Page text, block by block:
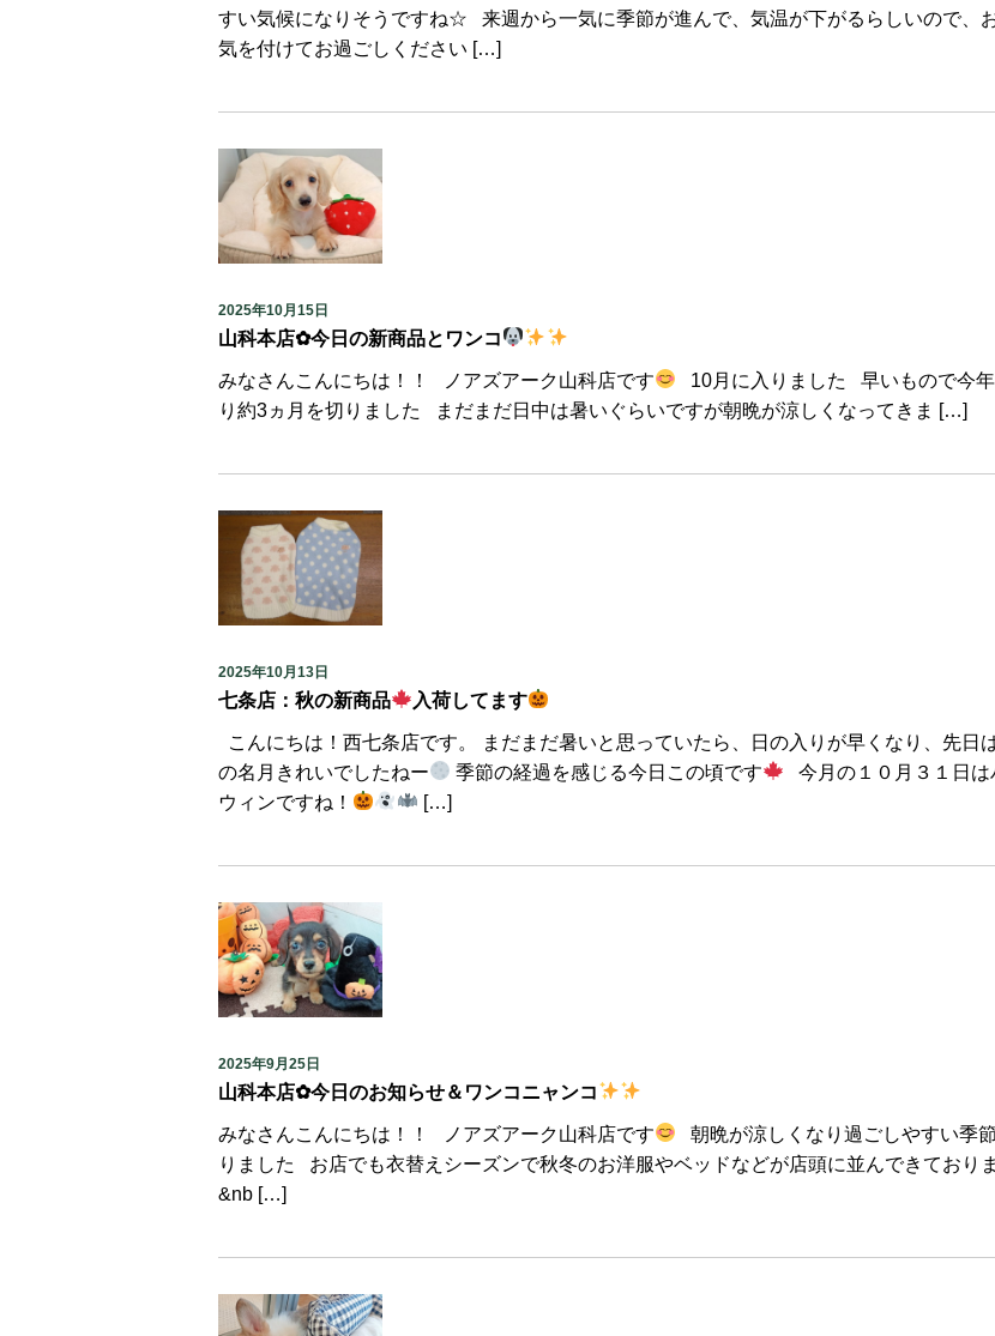
すい気候になりそうですね☆ 来週から一気に季節が進んで、気温が下がるらしいので、
気を付けてお過ごしください […]
2025年10月15日
山科本店✿今日の新商品とワンコ
みなさんこんにちは！！ ノアズアーク山科店です
10月に入りました 早いもので今
り約3ヵ月を切りました まだまだ日中は暑いぐらいですが朝晩が涼しくなってきま […]
2025年10月13日
七条店：秋の新商品 入荷してます
こんにちは！西七条店です。 まだまだ暑いと思っていたら、日の入りが早くなり、先日
の名月きれいでしたねー
季節の経過を感じる今日この頃です
今月の１０月３１日は
ウィンですね！
[…]
2025年9月25日
山科本店✿今日のお知らせ＆ワンコニャンコ
みなさんこんにちは！！ ノアズアーク山科店です
朝晩が涼しくなり過ごしやすい季
りました お店でも衣替えシーズンで秋冬のお洋服やベッドなどが店頭に並んできており
&nb […]